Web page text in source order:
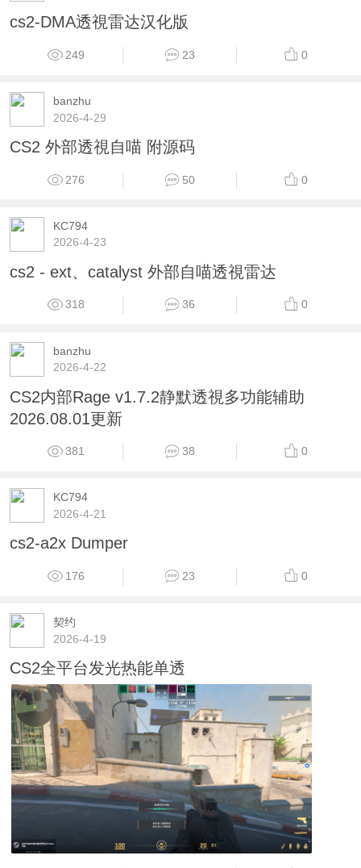
cs2-DMA透視雷达汉化版
249 23 0
banzhu
2026-4-29
CS2 外部透視自喵 附源码
276 50 0
KC794
2026-4-23
cs2 - ext、catalyst 外部自喵透視雷达
318 36 0
banzhu
2026-4-22
CS2内部Rage v1.7.2静默透視多功能辅助
2026.08.01更新
381 38 0
KC794
2026-4-21
cs2-a2x Dumper
176 23 0
契约
2026-4-19
CS2全平台发光热能单透